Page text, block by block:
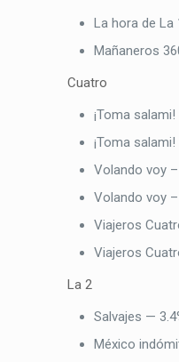
La hora de La
Mañaneros
Cuatro
¡Toma
¡Toma
Volando voy
Volando voy
Viajeros
Viajeros
La 2
Salvajes —
México